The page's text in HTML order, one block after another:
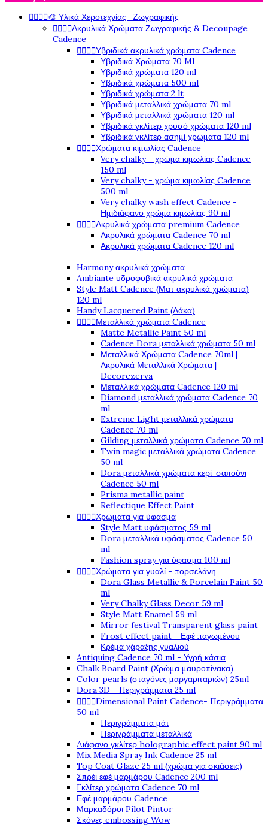
🎨 Υλικά Χεροτεχνίας- Ζωγραφικής
Ακρυλικά Χρώματα Ζωγραφικής & Decoupage
Cadence
Υβριδικά ακρυλικά χρώματα Cadence
Υβριδικά Χρώματα 70 Ml
Υβριδικά χρώματα 120 ml
Υβριδικά χρώματα 500 ml
Υβριδικά χρώματα 2 lt
Υβριδικά μεταλλικά χρώματα 70 ml
Υβριδικά μεταλλικά χρώματα 120 ml
Υβριδικά γκλίτερ χρυσό χρώματα 120 ml
Υβριδικά γκλίτερ ασημί χρώματα 120 ml
Χρώματα κιμωλίας Cadence
Very chalky - χρώμα κιμωλίας Cadence
150 ml
Very chalky - χρώμα κιμωλίας Cadence
500 ml
Very chalky wash effect Cadence -
Ημιδιάφανο χρώμα κιμωλίας 90 ml
Ακρυλικά χρώματα premium Cadence
Ακρυλικά χρώματα Cadence 70 ml
Ακρυλικά χρώματα Cadence 120 ml
Harmony ακρυλικά χρώματα
Ambiante υδροφοβικά ακρυλικά χρώματα
Style Matt Cadence (Ματ ακρυλικά χρώματα)
120 ml
Handy Lacquered Paint (Λάκα)
Μεταλλικά χρώματα Cadence
Matte Metallic Paint 50 ml
Cadence Dora μεταλλικά χρώματα 50 ml
Μεταλλικά Χρώματα Cadence 70ml |
Ακρυλικά Μεταλλικά Χρώματα |
Decorezerva
Μεταλλικά χρώματα Cadence 120 ml
Diamond μεταλλικά χρώματα Cadence 70
ml
Extreme Light μεταλλικά χρώματα
Cadence 70 ml
Gilding μεταλλικά χρώματα Cadence 70 ml
Twin magic μεταλλικά χρώματα Cadence
50 ml
Dora μεταλλικά χρώματα κερί-σαπούνι
Cadence 50 ml
Prisma metallic paint
Reflectique Effect Paint
Χρώματα για ύφασμα
Style Matt υφάσματος 59 ml
Dora μεταλλικά υφάσματος Cadence 50
ml
Fashion spray για ύφασμα 100 ml
Χρώματα για γυαλί - πορσελάνη
Dora Glass Metallic & Porcelain Paint 50
ml
Very Chalky Glass Decor 59 ml
Style Matt Enamel 59 ml
Mirror festival Transparent glass paint
Frost effect paint - Εφέ παγωμένου
Κρέμα χάραξης γυαλιού
Antiquing Cadence 70 ml - Υγρή κάσια
Chalk Board Paint (Χρώμα μαυροπίνακα)
Color pearls (σταγόνες μαργαριταριών) 25ml
Dora 3D - Περιγράμματα 25 ml
Dimensional Paint Cadence- Περιγράμματα
50 ml
Περιγράμματα μάτ
Περιγράμματα μεταλλικά
Διάφανο γκλίτερ holographic effect paint 90 ml
Mix Media Spray Ink Cadence 25 ml
Top Coat Glaze 25 ml (χρώμα για σκιάσεις)
Σπρέι εφέ μαρμάρου Cadence 200 ml
Γκλίτερ χρώματα Cadence 70 ml
Εφέ μαρμάρου Cadence
Μαρκαδόροι Pilot Pintor
Σκόνες embossing Wow